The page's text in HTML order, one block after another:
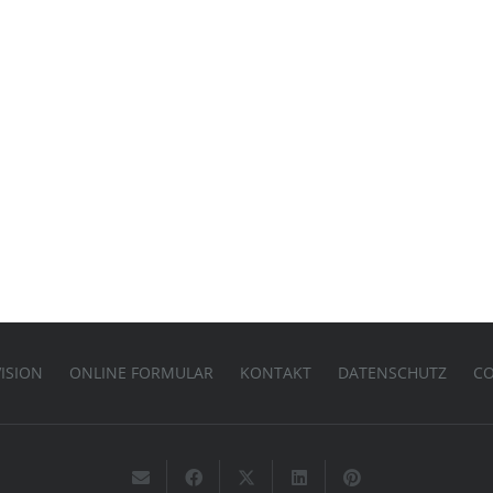
ONLINE FORMULAR KONTAKT DATENSCHUTZ